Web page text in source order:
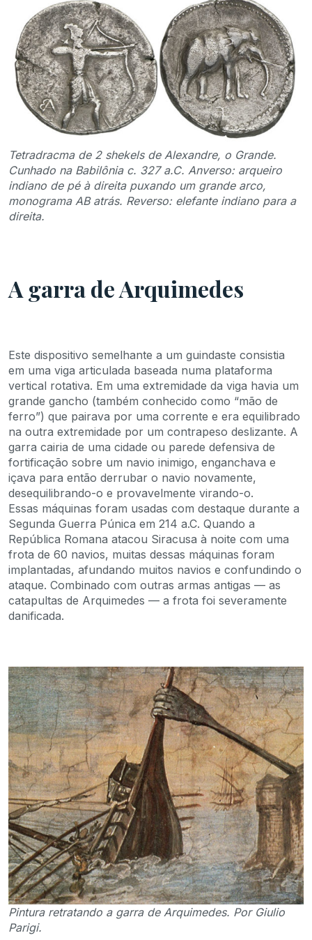
Tetradracma de 2 shekels de Alexandre, o Grande.
Cunhado na Babilônia c. 327 a.C. Anverso: arqueiro
indiano de pé à direita puxando um grande arco,
monograma AB atrás. Reverso: elefante indiano para a
direita.
A garra de Arquimedes
Este dispositivo semelhante a um guindaste consistia
em uma viga articulada baseada numa plataforma
vertical rotativa. Em uma extremidade da viga havia um
grande gancho (também conhecido como “mão de
ferro”) que pairava por uma corrente e era equilibrado
na outra extremidade por um contrapeso deslizante. A
garra cairia de uma cidade ou parede defensiva de
fortificação sobre um navio inimigo, enganchava e
içava para então derrubar o navio novamente,
desequilibrando-o e provavelmente virando-o.
Essas máquinas foram usadas com destaque durante a
Segunda Guerra Púnica em 214 a.C. Quando a
República Romana atacou Siracusa à noite com uma
frota de 60 navios, muitas dessas máquinas foram
implantadas, afundando muitos navios e confundindo o
ataque. Combinado com outras armas antigas — as
catapultas de Arquimedes — a frota foi severamente
danificada.
Pintura retratando a garra de Arquimedes. Por Giulio
Parigi.